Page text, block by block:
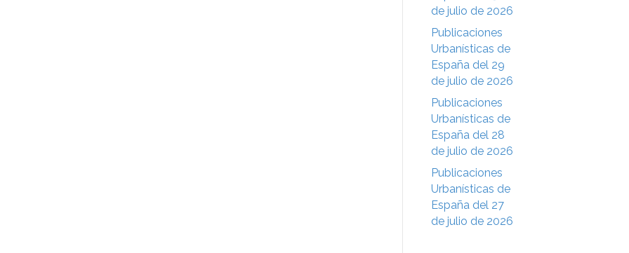
de julio de 2026
Publicaciones
Urbanísticas de
España del 29
de julio de 2026
Publicaciones
Urbanísticas de
España del 28
de julio de 2026
Publicaciones
Urbanísticas de
España del 27
de julio de 2026